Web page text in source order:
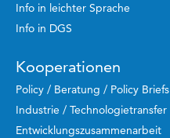
Info in leichter Sprache
Info in DGS
Kooperationen
Policy / Beratung / Policy Briefs
Industrie / Technologietransfer
Entwicklungszusammenarbeit